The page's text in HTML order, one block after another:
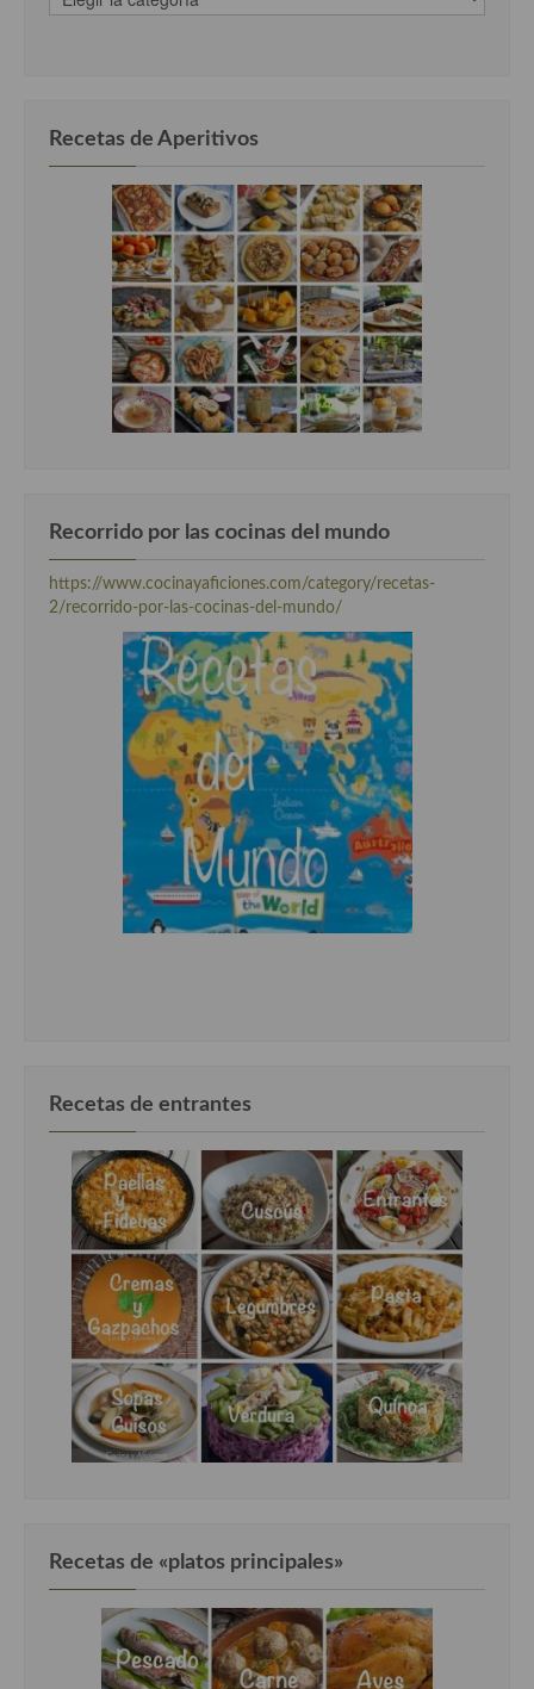
clasificadas
Recetas de Aperitivos
Recorrido por las cocinas del mundo
https://www.cocinayaficiones.com/category/recetas-
2/recorrido-por-las-cocinas-del-mundo/
Recetas de entrantes
Recetas de «platos principales»